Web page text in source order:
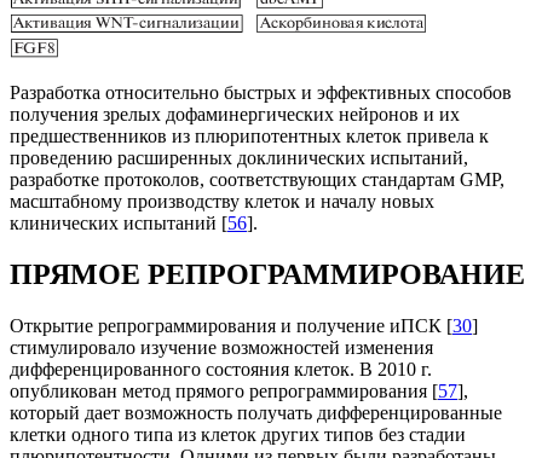
Разработка относительно быстрых и эффективных способов
получения зрелых дофаминергических нейронов и их
предшественников из плюрипотентных клеток привела к
проведению расширенных доклинических испытаний,
разработке протоколов, соответствующих стандартам GMP,
масштабному производству клеток и началу новых
клинических испытаний [56].
ПРЯМОЕ РЕПРОГРАММИРОВАНИЕ
Открытие репрограммирования и получение иПСК [30]
стимулировало изучение возможностей изменения
дифференцированного состояния клеток. В 2010 г.
опубликован метод прямого репрограммирования [57],
который дает возможность получать дифференцированные
клетки одного типа из клеток других типов без стадии